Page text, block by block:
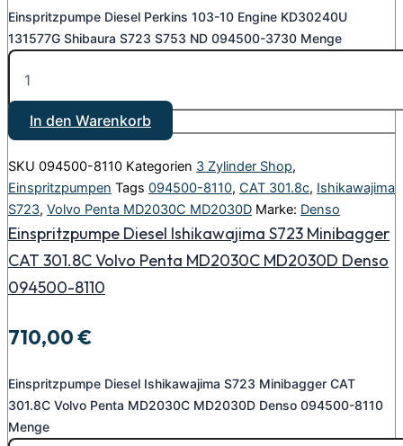
Einspritzpumpe Diesel Perkins 103-10 Engine KD30240U
131577G Shibaura S723 S753 ND 094500-3730 Menge
In den Warenkorb
SKU 094500-8110 Kategorien 3 Zylinder Shop,
Einspritzpumpen Tags 094500-8110, CAT 301.8c, Ishikawajima
S723, Volvo Penta MD2030C MD2030D Marke: Denso
Einspritzpumpe Diesel Ishikawajima S723 Minibagger
CAT 301.8C Volvo Penta MD2030C MD2030D Denso
094500-8110
710,00€
Einspritzpumpe Diesel Ishikawajima S723 Minibagger CAT
301.8C Volvo Penta MD2030C MD2030D Denso 094500-8110
Menge